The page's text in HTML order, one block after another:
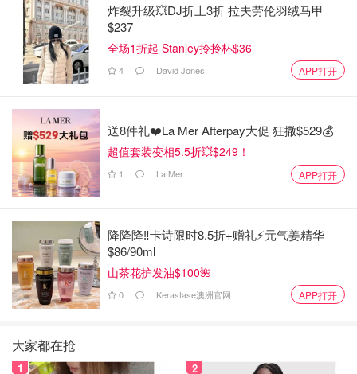
炸裂升级💥DJ折上3折 拉夫劳伦羽绒马甲
$237
全场1折起 Stanley拎拎杯$36
4 David Jones APP打开
送8件礼❤️La Mer Afterpay大促 狂撒$529💰
超值套装变相5.5折💥$249！
1 La Mer APP打开
降降降‼️卡诗限时8.5折+赠礼⚡元气姜精华
$86/90ml
山茶花护发油$100🌺
0 Kerastase澳洲官网 APP打开
大家都在抢
1 2